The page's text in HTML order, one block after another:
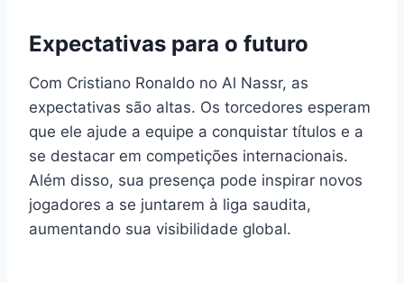
Expectativas para o futuro
Com Cristiano Ronaldo no Al Nassr, as
expectativas são altas. Os torcedores esperam
que ele ajude a equipe a conquistar títulos e a
se destacar em competições internacionais.
Além disso, sua presença pode inspirar novos
jogadores a se juntarem à liga saudita,
aumentando sua visibilidade global.